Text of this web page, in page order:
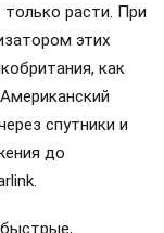
расти. При
этих
как
спутники и
до